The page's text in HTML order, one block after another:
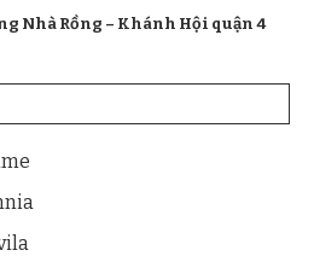
Nhà Rồng – Khánh Hội quận 4